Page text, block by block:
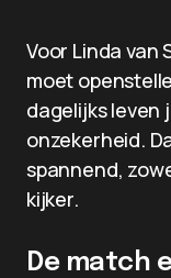
Voor Linda van
moet
dagelijks leven
onzekerheid.
spannend,
kijker.
De match